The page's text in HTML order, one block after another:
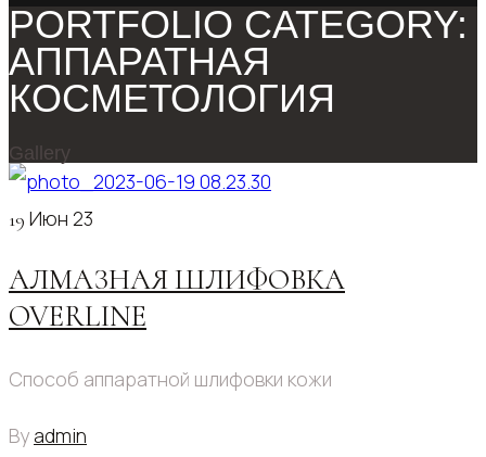
PORTFOLIO CATEGORY:
АППАРАТНАЯ
КОСМЕТОЛОГИЯ
Gallery
19 Июн 23
АЛМАЗНАЯ ШЛИФОВКА
OVERLINE
Способ аппаратной шлифовки кожи
Byadmin